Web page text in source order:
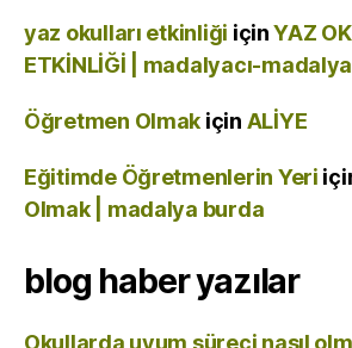
yaz okulları etkinliği içinYAZ
ETKİNLİĞİ | madalyacı-
Öğretmen Olmak için ALİYE
Eğitimde Öğretmenlerin Yeri
Olmak | madalya burda
blog haber yazılar
Okullarda uyum süreci nasıl